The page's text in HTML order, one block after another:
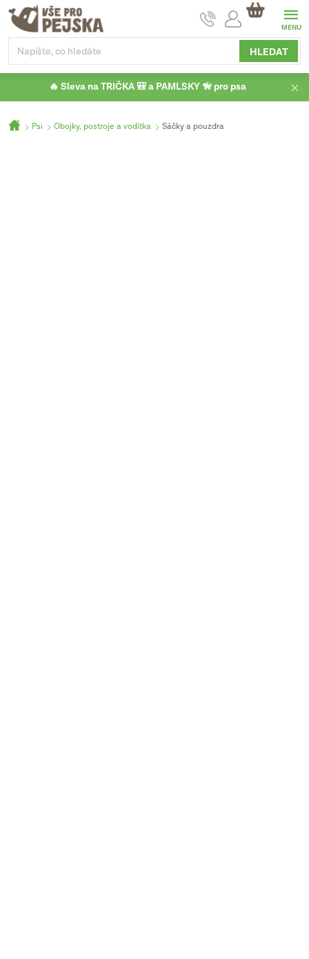
Přejít
obsah
HLEDAT
NÁKUPNÍ
KOŠÍK
🔥 Sleva na TRIČKA 🎒 a PAMLSKY 🦮 pro psa
Domů
Psi Obojky, postroje a vodítka Sáčky a pouzdra